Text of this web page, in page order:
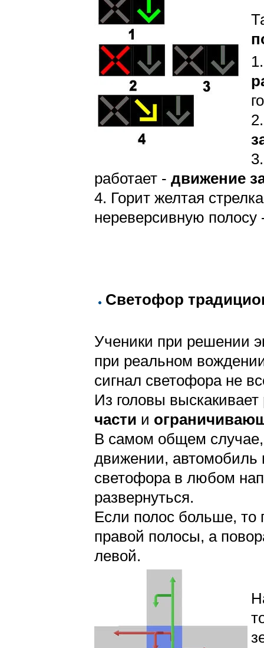
работает - движение
4. Горит желтая
нереверсивную
Светофор
Ученики при решении
при реальном
сигнал светофора не
Из головы выскакивает
части и
В самом общем случае,
движении, автомобиль
светофора в любом
развернуться.
Если полос больше, то
правой полосы, а
левой.